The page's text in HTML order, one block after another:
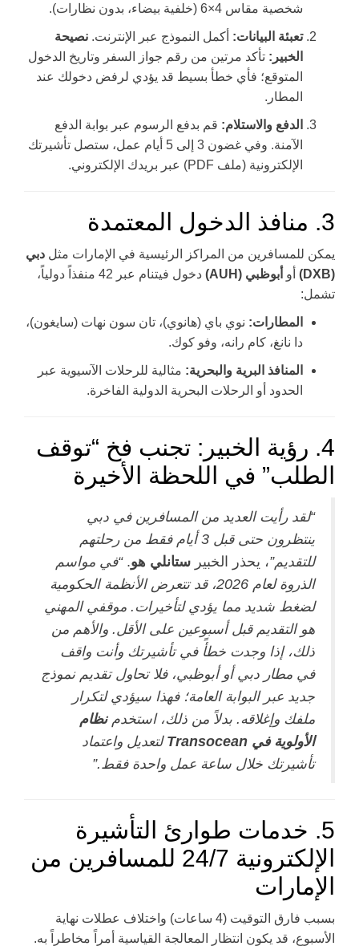
شخصية مقاس 4×6 (خلفية بيضاء، بدون نظارات).
تعبئة البيانات: أكمل النموذج عبر الإنترنت. نصيحة
الخبير: تأكد مرتين من رقم جواز السفر وتاريخ الدخول
المتوقع؛ فأي خطأ بسيط قد يؤدي لرفض دخولك عند
المطار.
الدفع والاستلام: قم بدفع الرسوم عبر بوابة الدفع
الآمنة. وفي غضون 3 إلى 5 أيام عمل، ستصل تأشيرتك
الإلكترونية (ملف PDF) عبر بريدك الإلكتروني.
3. منافذ الدخول المعتمدة
يمكن للمسافرين من المراكز الرئيسية في الإمارات مثل دبي
(DXB)
أو أبوظبي (AUH)
دخول فيتنام عبر 42 منفذاً دولياً،
تشمل:
المطارات: نوي باي (هانوي)، تان سون نهات (سايغون)،
دا نانغ، كام رانه، وفو كوك.
المنافذ البرية والبحرية: مثالية للرحلات الآسيوية عبر
الحدود أو الرحلات البحرية الدولية الفاخرة.
4. رؤية الخبير: تجنب فخ “توقف
الطلب” في اللحظة الأخيرة
“لقد رأيت العديد من المسافرين في دبي
ينتظرون حتى قبل 3 أيام فقط من رحلتهم
للتقديم”، يحذر الخبير ستانلي هو.“في مواسم
الذروة لعام 2026، قد تتعرض الأنظمة الحكومية
لضغط شديد مما يؤدي لتأخيرات. موقفي المهني
هو التقديم قبل أسبوعين على الأقل. والأهم من
ذلك، إذا وجدت خطأً في تأشيرتك وأنت واقف
في مطار دبي أو أبوظبي، فلا تحاول تقديم نموذج
جديد عبر البوابة العامة؛ فهذا سيؤدي لتكرار
ملفك وإغلاقه. بدلاً من ذلك، استخدمنظام
الأولوية في Transocean
لتعديل واعتماد
تأشيرتك خلال ساعة عمل واحدة فقط.”
5. خدمات طوارئ التأشيرة
الإلكترونية 24/7 للمسافرين من
الإمارات
بسبب فارق التوقيت (4 ساعات) واختلاف عطلات نهاية
الأسبوع، قد يكون انتظار المعالجة القياسية أمراً مخاطراً به.